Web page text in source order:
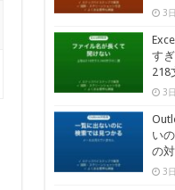
3
す
218
3
い
の
3